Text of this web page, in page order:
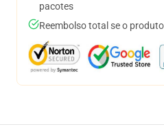
pacotes
Reembolso total se o